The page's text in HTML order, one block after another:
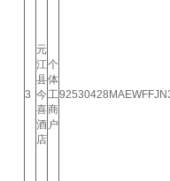
3
元
江
县
今
喜
酒
店
个
体
工
商
户